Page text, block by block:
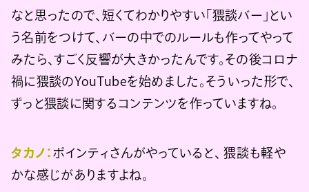
なと思ったので、短くてわかりやすい「猥談バー」とい
う名前をつけて、バーの中でのルールも作ってやって
みたら、すごく反響が大きかったんです。その後コロナ
禍に猥談のYouTubeを始めました。そういった形で、
ずっと猥談に関するコンテンツを作っていますね。
タカノ： ポインティさんがやっていると、 猥談も軽や
かな感じがありますよね。